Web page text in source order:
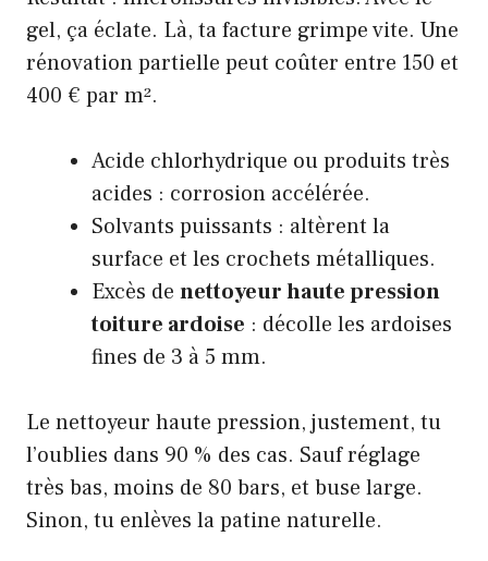
gel, ça éclate. Là, ta facture grimpe vite. Une
rénovation partielle peut coûter entre 150 et
400 € par m².
Acide chlorhydrique ou produits très
acides : corrosion accélérée.
Solvants puissants : altèrent la
surface et les crochets métalliques.
Excès de nettoyeur haute pression
toiture ardoise : décolle les ardoises
fines de 3 à 5 mm.
Le nettoyeur haute pression, justement, tu
l’oublies dans 90 % des cas. Sauf réglage
très bas, moins de 80 bars, et buse large.
Sinon, tu enlèves la patine naturelle.